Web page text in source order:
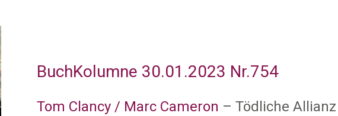
BuchKolumne 30.01.2023 Nr.754
Tom Clancy / Marc Cameron – Tödliche Allianz